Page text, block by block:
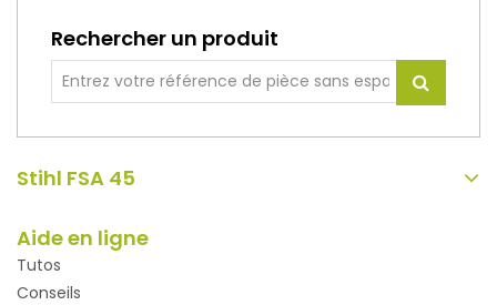
Rechercher un produit
Stihl FSA 45
Aide en ligne
Tutos
Conseils